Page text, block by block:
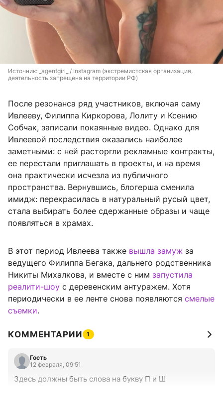
Источник: _agentgirl_ / Instagram (экстремистская организация,
деятельность запрещена на территории РФ)
После резонанса ряд участников, включая саму
Ивлееву, Филиппа Киркорова, Лолиту и Ксению
Собчак, записали покаянные видео. Однако для
Ивлеевой последствия оказались наиболее
заметными: с ней расторгли рекламные контракты,
ее перестали приглашать в проекты, и на время
она практически исчезла из публичного
пространства. Вернувшись, блогерша сменила
имидж: перекрасилась в натуральный русый цвет,
стала выбирать более сдержанные образы и чаще
появляться в храмах.
В этот период Ивлеева также вышла замуж за
ведущего Филиппа Бегака, дальнего родственника
Никиты Михалкова, и вместе с ним запустила
реалити-шоу с деревенским антуражем. Хотя
периодически в ее ленте снова появляются смелые
съемки.
КОММЕНТАРИИ 1
Гость
12 февраля, 09:51
Здесь должны быть слова на букву П и Ш